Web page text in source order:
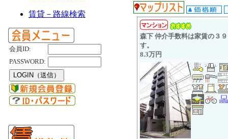
賃貸－路線検索
会員ID:
PASSWORD:
森下 仲介手数料は家賃の３
す。
8.3万円